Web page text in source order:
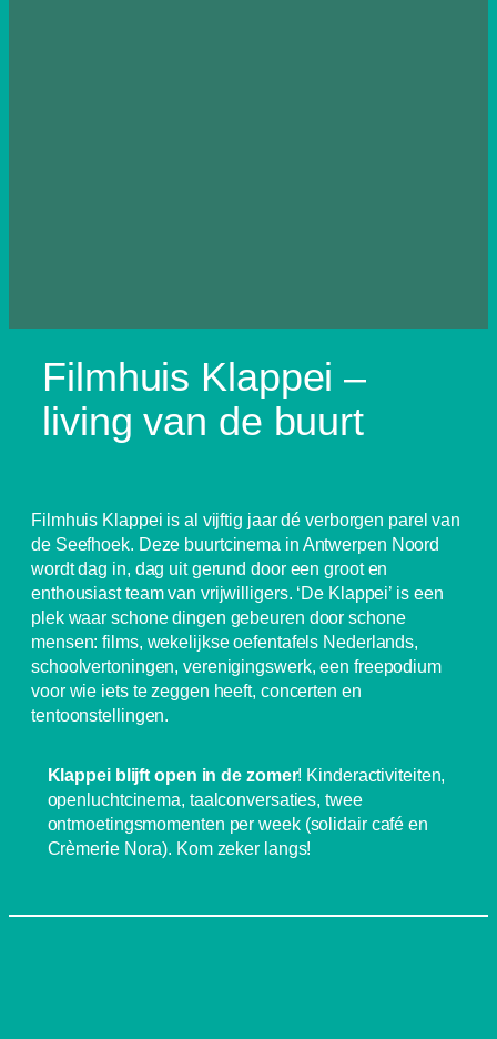
Filmhuis Klappei –
living van de buurt
Filmhuis Klappei is al vijftig jaar dé verborgen parel van
de Seefhoek. Deze buurtcinema in Antwerpen Noord
wordt dag in, dag uit gerund door een groot en
enthousiast team van vrijwilligers. ‘De Klappei’ is een
plek waar schone dingen gebeuren door schone
mensen: films, wekelijkse oefentafels Nederlands,
schoolvertoningen, verenigingswerk, een freepodium
voor wie iets te zeggen heeft, concerten en
tentoonstellingen.
Klappei blijft open in de zomer! Kinderactiviteiten,
openluchtcinema, taalconversaties, twee
ontmoetingsmomenten per week (solidair café en
Crèmerie Nora). Kom zeker langs!